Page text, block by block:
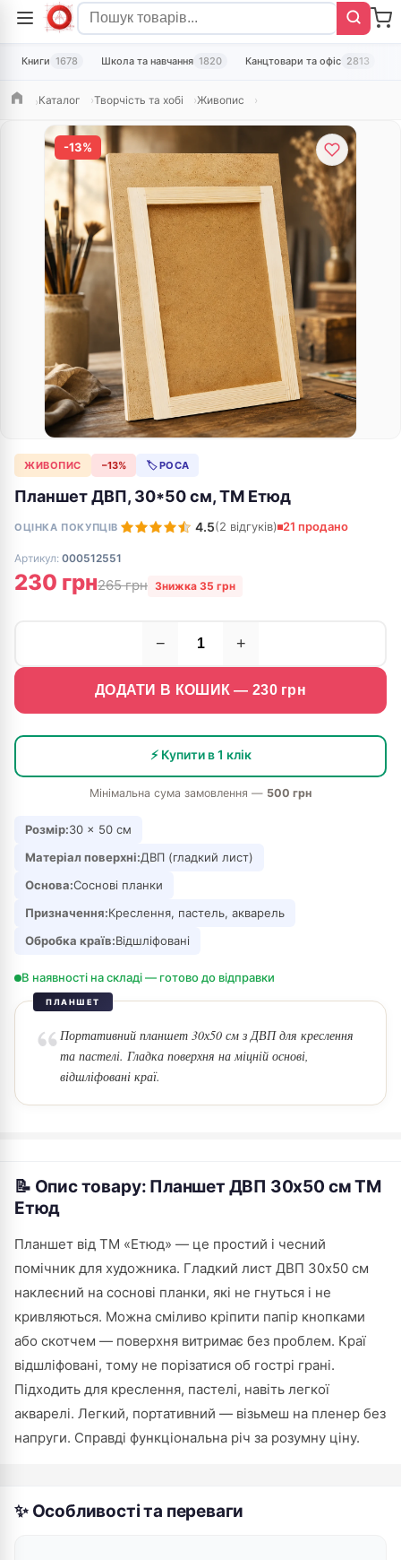
Книги 1678 Школа та навчання 1820 Канцтовари та офіс 2813
ГоловнаКаталог Творчість та хобі Живопис
-13%
ЖИВОПИС −13% 🏷 РОСА
Планшет ДВП, 30*50 см, ТМ Етюд
ОЦІНКА ПОКУПЦІВ 4.5(2 відгуків) 21 продано
Артикул: 000512551
230 грн265 грн Знижка 35 грн
− +
ДОДАТИ В КОШИК — 230грн
⚡ Купити в 1 клік
Мінімальна сума замовлення — 500 грн
Розмір:30 × 50 см
Матеріал поверхні:ДВП (гладкий лист)
Основа:Соснові планки
Призначення:Креслення, пастель, акварель
Обробка країв:Відшліфовані
В наявності на складі — готово до відправки
ПЛАНШЕТ
Портативний планшет 30х50 см з ДВП для креслення
та пастелі. Гладка поверхня на міцній основі,
відшліфовані краї.
📝 Опис товару: Планшет ДВП 30х50 см ТМ
Етюд
Планшет від ТМ «Етюд» — це простий і чесний
помічник для художника. Гладкий лист ДВП 30х50 см
наклеєний на соснові планки, які не гнуться і не
кривляються. Можна сміливо кріпити папір кнопками
або скотчем — поверхня витримає без проблем. Краї
відшліфовані, тому не порізатися об гострі грані.
Підходить для креслення, пастелі, навіть легкої
акварелі. Легкий, портативний — візьмеш на пленер без
напруги. Справді функціональна річ за розумну ціну.
✨ Особливості та переваги